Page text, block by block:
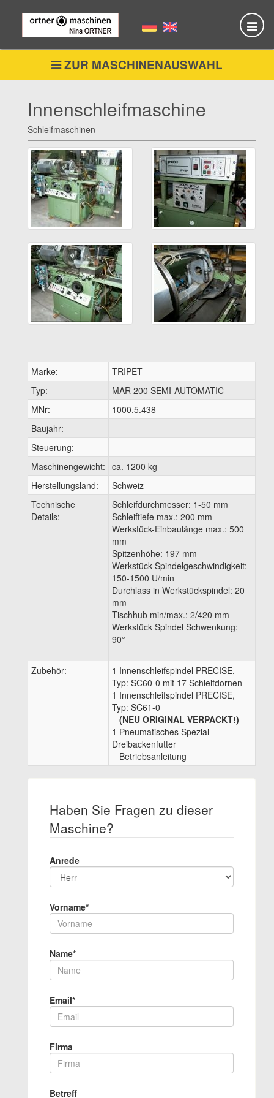
ZUR MASCHINENAUSWAHL
Innenschleifmaschine
Schleifmaschinen
Marke:
TRIPET
Typ:
MAR 200 SEMI-AUTOMATIC
MNr:
1000.5.438
Baujahr:
Steuerung:
Maschinengewicht: ca. 1200 kg
Herstellungsland:
Schweiz
Technische
Details:
Schleifdurchmesser: 1-50 mm
Schleiftiefe max.: 200 mm
Werkstück-Einbaulänge max.: 500
mm
Spitzenhöhe: 197 mm
Werkstück Spindelgeschwindigkeit:
150-1500 U/min
Durchlass in Werkstückspindel: 20
mm
Tischhub min/max.: 2/420 mm
Werkstück Spindel Schwenkung:
90°
Zubehör:
1 Innenschleifspindel PRECISE,
Typ: SC60-0 mit 17 Schleifdornen
1 Innenschleifspindel PRECISE,
Typ: SC61-0
(NEU ORIGINAL VERPACKT!)
1 Pneumatisches Spezial-
Dreibackenfutter
Betriebsanleitung
Haben Sie Fragen zu dieser
Maschine?
Anrede
Vorname*
Name*
Email*
Firma
Betreff